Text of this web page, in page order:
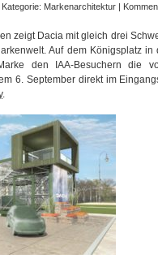
Markenarchitektur |
zeigt Dacia mit gleich drei
Auf dem Königsplatz
den IAA-Besuchern die
6. September direkt im
.